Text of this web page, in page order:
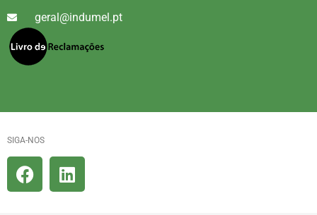
geral@indumel.pt
SIGA-NOS